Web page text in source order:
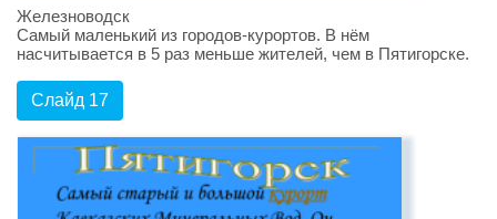
Железноводск
Самый маленький из городов-курортов. В нём
насчитывается в 5 раз меньше жителей, чем в Пятигорске.
Слайд 17